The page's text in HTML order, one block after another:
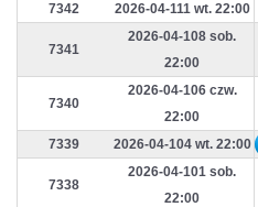
7342 2026-04-111 wt. 22:00
7341
2026-04-108 sob.
22:00
7340
2026-04-106 czw.
22:00
7339 2026-04-104 wt. 22:00
7338
2026-04-101 sob.
22:00